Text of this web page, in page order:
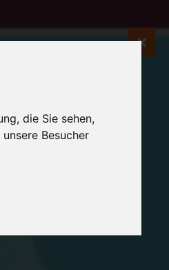
die Sie sehen,
Besucher